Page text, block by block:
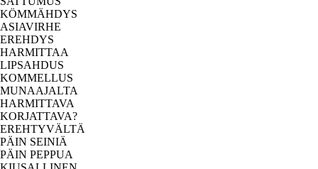
KÖMMÄHDYS
ASIAVIRHE
EREHDYS
HARMITTAA
LIPSAHDUS
KOMMELLUS
MUNAAJALTA
HARMITTAVA
KORJATTAVA?
EREHTYVÄLTÄ
PÄIN SEINIÄ
PÄIN PEPPUA